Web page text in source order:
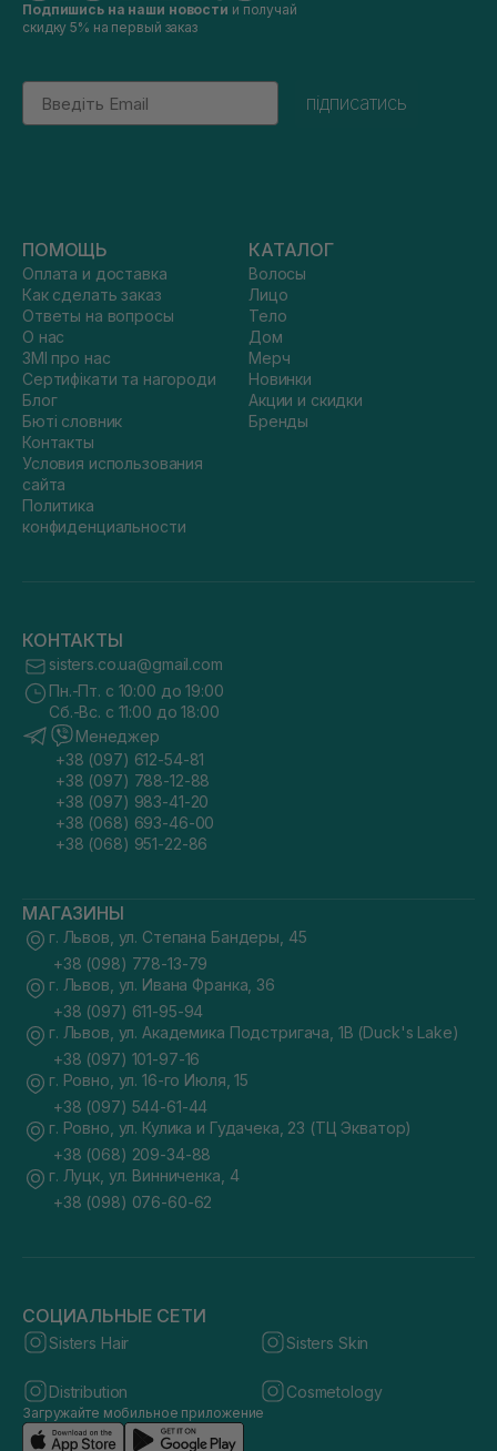
Подпишись на наши новости и получай
скидку 5% на первый заказ
Email
підписатись
ПОМОЩЬ
Оплата и доставка
Как сделать заказ
Ответы на вопросы
О нас
ЗМІ про нас
Сертифікати та нагороди
Блог
Бюті словник
Контакты
Условия использования
сайта
Политика
конфиденциальности
КАТАЛОГ
Волосы
Лицо
Тело
Дом
Мерч
Новинки
Акции и скидки
Бренды
КОНТАКТЫ
sisters.co.ua@gmail.com
Пн.-Пт. с 10:00 до 19:00
Сб.-Вс. с 11:00 до 18:00
Менеджер
+38 (097) 612-54-81
+38 (097) 788-12-88
+38 (097) 983-41-20
+38 (068) 693-46-00
+38 (068) 951-22-86
МАГАЗИНЫ
г. Львов, ул. Степана Бандеры, 45
+38 (098) 778-13-79
г. Львов, ул. Ивана Франка, 36
+38 (097) 611-95-94
г. Львов, ул. Академика Подстригача, 1В (Duck's Lake)
+38 (097) 101-97-16
г. Ровно, ул. 16-го Июля, 15
+38 (097) 544-61-44
г. Ровно, ул. Кулика и Гудачека, 23 (ТЦ Экватор)
+38 (068) 209-34-88
г. Луцк, ул. Винниченка, 4
+38 (098) 076-60-62
СОЦИАЛЬНЫЕ СЕТИ
Sisters Hair Sisters Skin
Distribution Cosmetology
Загружайте мобильное приложение